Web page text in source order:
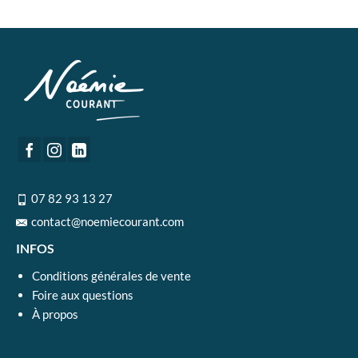
07 82 93 13 27
contact@noemiecourant.com
INFOS
Conditions générales de vente
Foire aux questions
À propos